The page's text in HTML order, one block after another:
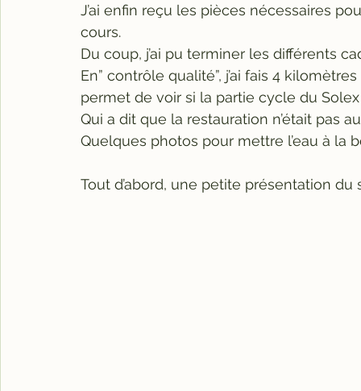
J’ai enfin reçu les pièces nécessaires
cours.
Du coup, j’ai pu terminer les différents
En” contrôle qualité”, j’ai fais 4
permet de voir si la partie cycle du
Qui a dit que la restauration n’était pas
Quelques photos pour mettre l’eau à la
Tout d’abord, une petite présentation